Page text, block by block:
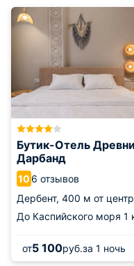
Бутик-Отель
Дарбанд
10 6 отзывов
Дербент, 400 м от
До Каспийского моря 1
от5 100руб.за 1 ночь